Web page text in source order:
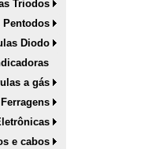
Triodos
Pentodos
Diodo
a gás
Ferragens
e cabos